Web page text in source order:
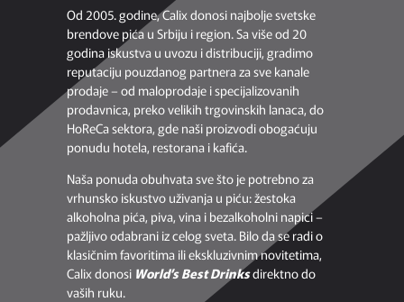
Od 2005. godine, Calix donosi najbolje svetske
brendove pića u Srbiju i region. Sa više od 20
godina iskustva u uvozu i distribuciji, gradimo
reputaciju pouzdanog partnera za sve kanale
prodaje – od maloprodaje i specijalizovanih
prodavnica, preko velikih trgovinskih lanaca, do
HoReCa sektora, gde naši proizvodi obogaćuju
ponudu hotela, restorana i kafića.
Naša ponuda obuhvata sve što je potrebno za
vrhunsko iskustvo uživanja u piću: žestoka
alkoholna pića, piva, vina i bezalkoholni napici –
pažljivo odabrani iz celog sveta. Bilo da se radi o
klasičnim favoritima ili ekskluzivnim novitetima,
Calix donosi World’s Best Drinksdirektno do
vaših ruku.